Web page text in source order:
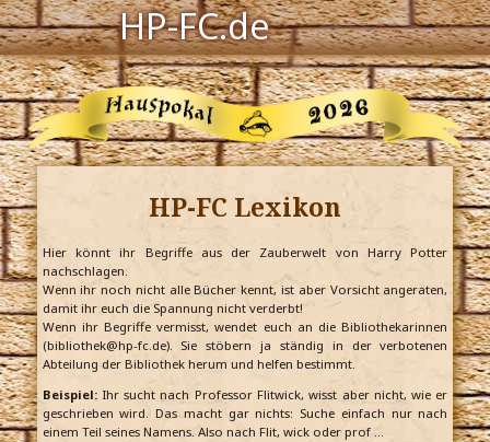
HP-FC.de
Navigation
Harry Potter
Der HP-FC
Hogwarts
Zauberwelt
Willkommen
Jetzt Fanclub-Mitglied werden!
HP-FC Lexikon
Hier könnt ihr Begriffe aus der Zauberwelt von Harry Potter
nachschlagen.
Wenn ihr noch nicht alle Bücher kennt, ist aber Vorsicht angeraten,
damit ihr euch die Spannung nicht verderbt!
Wenn ihr Begriffe vermisst, wendet euch an die Bibliothekarinnen
(bibliothek@hp-fc.de). Sie stöbern ja ständig in der verbotenen
Abteilung der Bibliothek herum und helfen bestimmt.
Beispiel:Ihr sucht nach Professor Flitwick, wisst aber nicht, wie er
geschrieben wird. Das macht gar nichts: Suche einfach nur nach
einem Teil seines Namens. Also nach Flit, wick oder prof …